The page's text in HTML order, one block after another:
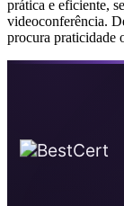
prática e eficiente,
videoconferência.
procura praticidade